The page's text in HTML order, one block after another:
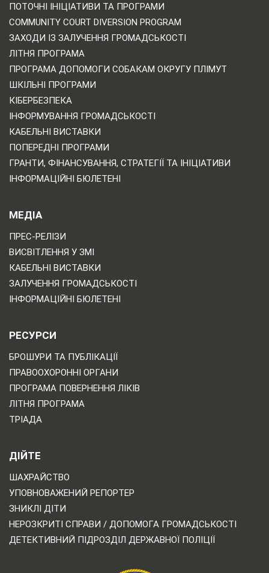
ПОТОЧНІ ІНІЦІАТИВИ ТА ПРОГРАМИ
COMMUNITY COURT DIVERSION PROGRAM
ЗАХОДИ ІЗ ЗАЛУЧЕННЯ ГРОМАДСЬКОСТІ
ЛІТНЯ ПРОГРАМА
ПРОГРАМА ДОПОМОГИ СОБАКАМ ОКРУГУ ПЛІМУТ
ШКІЛЬНІ ПРОГРАМИ
КІБЕРБЕЗПЕКА
ІНФОРМУВАННЯ ГРОМАДСЬКОСТІ
КАБЕЛЬНІ ВИСТАВКИ
ПОПЕРЕДНІ ПРОГРАМИ
ГРАНТИ, ФІНАНСУВАННЯ, СТРАТЕГІЇ ТА ІНІЦІАТИВИ
ІНФОРМАЦІЙНІ БЮЛЕТЕНІ
МЕДІА
ПРЕС-РЕЛІЗИ
ВИСВІТЛЕННЯ У ЗМІ
КАБЕЛЬНІ ВИСТАВКИ
ЗАЛУЧЕННЯ ГРОМАДСЬКОСТІ
ІНФОРМАЦІЙНІ БЮЛЕТЕНІ
РЕСУРСИ
БРОШУРИ ТА ПУБЛІКАЦІЇ
ПРАВООХОРОННІ ОРГАНИ
ПРОГРАМА ПОВЕРНЕННЯ ЛІКІВ
ЛІТНЯ ПРОГРАМА
ТРІАДА
ДІЙТЕ
ШАХРАЙСТВО
УПОВНОВАЖЕНИЙ РЕПОРТЕР
ЗНИКЛІ ДІТИ
НЕРОЗКРИТІ СПРАВИ / ДОПОМОГА ГРОМАДСЬКОСТІ
ДЕТЕКТИВНИЙ ПІДРОЗДІЛ ДЕРЖАВНОЇ ПОЛІЦІЇ